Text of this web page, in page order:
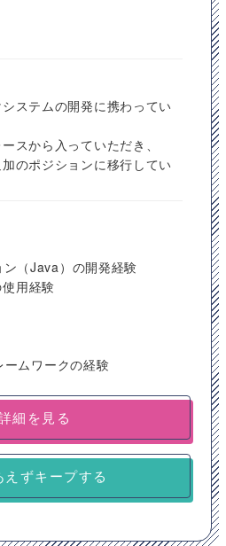
ステムの開発に携わってい
スから入っていただき、
のポジションに移行してい
ン（Java）の開発経験
用経験
ームワークの経験
細を見る
えずキープする